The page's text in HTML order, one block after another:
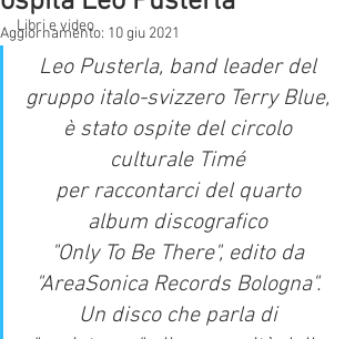
Libri e video
Aggiornamento: 10 giu 2021
Leo Pusterla, band leader del
gruppo italo-svizzero Terry Blue,
è stato ospite del circolo
culturale Timé
per raccontarci del quarto
album discografico
"Only To Be There", edito da
"AreaSonica Records Bologna".
Un disco che parla di